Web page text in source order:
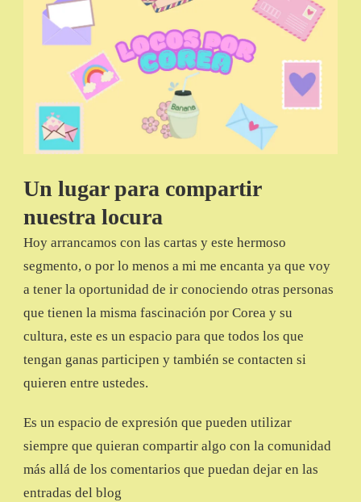
Un lugar para compartir
nuestra locura
Hoy arrancamos con las cartas y este hermoso
segmento, o por lo menos a mi me encanta ya que voy
a tener la oportunidad de ir conociendo otras personas
que tienen la misma fascinación por Corea y su
cultura, este es un espacio para que todos los que
tengan ganas participen y también se contacten si
quieren entre ustedes.
Es un espacio de expresión que pueden utilizar
siempre que quieran compartir algo con la comunidad
más allá de los comentarios que puedan dejar en las
entradas del blog